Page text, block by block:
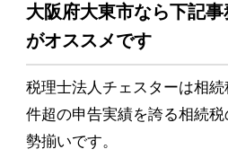
大阪府大東市なら下記
がオススメです
税理士法人チェスターは相
件超の申告実績を誇る相続
勢揃いです。